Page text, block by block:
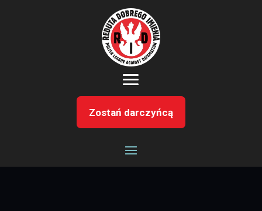
Zostań darczyńcą